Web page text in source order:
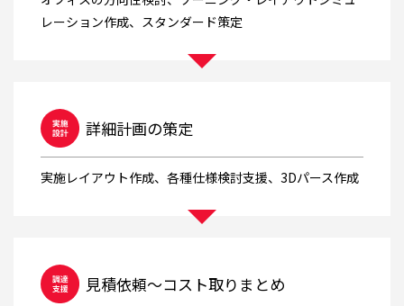
レーション作成、スタンダード策定
詳細計画の策定
実施レイアウト作成、各種仕様検討支援、3Dパース作成
見積依頼～コスト取りまとめ